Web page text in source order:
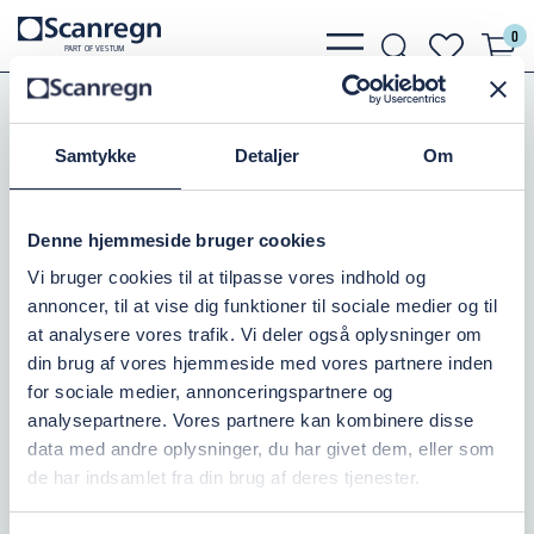
Samtykke Detaljer Om
Denne hjemmeside bruger cookies
Vi bruger cookies til at tilpasse vores indhold og
annoncer, til at vise dig funktioner til sociale medier og til
at analysere vores trafik. Vi deler også oplysninger om
din brug af vores hjemmeside med vores partnere inden
for sociale medier, annonceringspartnere og
analysepartnere. Vores partnere kan kombinere disse
data med andre oplysninger, du har givet dem, eller som
de har indsamlet fra din brug af deres tjenester.
PARTOF VESTUM
bars
light
search
light
heart 0
Koblinger
HK RED. 194 BÆGER/159 KUGLE
Varenr.:
Ikke på lager
2.198,75 DKKinkl. moms
Læg i kurv